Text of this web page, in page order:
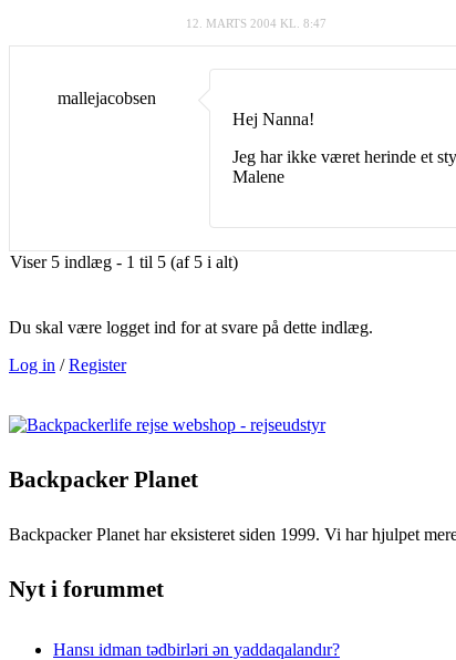
12. MARTS 2004 KL. 8:47
mallejacobsen
Hej Nanna!
Jeg har ikke været herinde et
Malene
Viser 5 indlæg - 1 til 5 (af 5 i alt)
Du skal være logget ind for at svare på dette indlæg.
Log in /Register
Backpacker Planet
Backpacker Planet har eksisteret siden 1999. Vi har hjulpet
Nyt i forummet
Hansı idman tədbirləri ən yaddaqalandır?